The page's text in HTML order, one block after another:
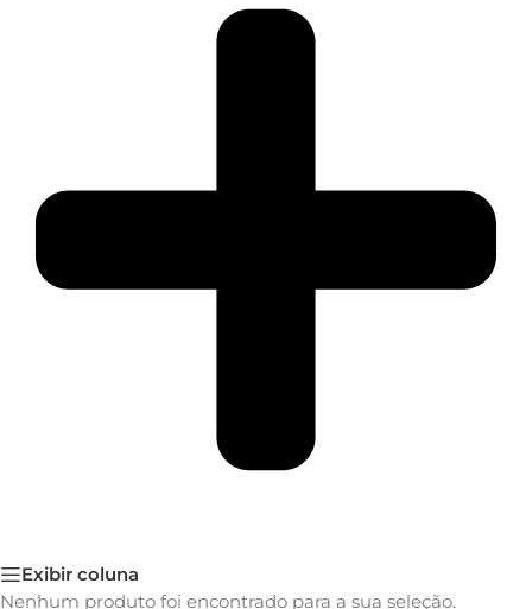
Exibir coluna
Nenhum produto foi encontrado para a sua seleção.